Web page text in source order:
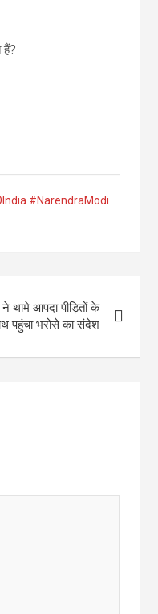
हैं?
#NarendraModi
थामे आपदा पीड़ितों के
पहुंचा भरोसे का संदेश